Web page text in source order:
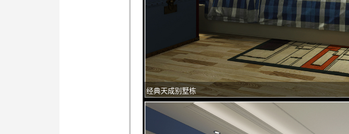
经典天成别墅栋